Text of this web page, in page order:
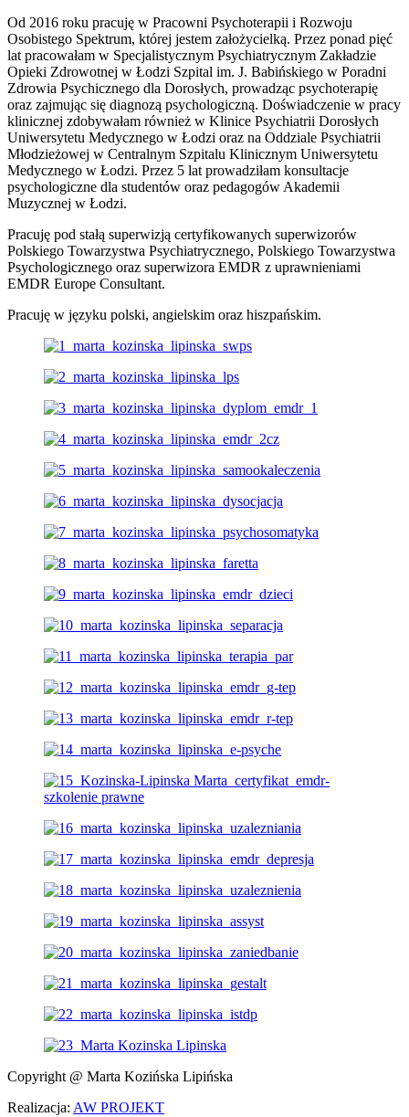
Od 2016 roku pracuję w Pracowni Psychoterapii i Rozwoju
Osobistego Spektrum, której jestem założycielką. Przez ponad pięć
lat pracowałam w Specjalistycznym Psychiatrycznym Zakładzie
Opieki Zdrowotnej w Łodzi Szpital im. J. Babińskiego w Poradni
Zdrowia Psychicznego dla Dorosłych, prowadząc psychoterapię
oraz zajmując się diagnozą psychologiczną. Doświadczenie w pracy
klinicznej zdobywałam również w Klinice Psychiatrii Dorosłych
Uniwersytetu Medycznego w Łodzi oraz na Oddziale Psychiatrii
Młodzieżowej w Centralnym Szpitalu Klinicznym Uniwersytetu
Medycznego w Łodzi. Przez 5 lat prowadziłam konsultacje
psychologiczne dla studentów oraz pedagogów Akademii
Muzycznej w Łodzi.
Pracuję pod stałą superwizją certyfikowanych superwizorów
Polskiego Towarzystwa Psychiatrycznego, Polskiego Towarzystwa
Psychologicznego oraz superwizora EMDR z uprawnieniami
EMDR Europe Consultant.
Pracuję w języku polski, angielskim oraz hiszpańskim.
Copyright @ Marta Kozińska Lipińska
Realizacja: AW PROJEKT